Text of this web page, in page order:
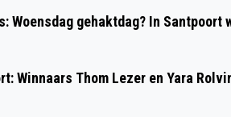
gehaktdag? In Santpoort
Winnaars Thom Lezer en Yara